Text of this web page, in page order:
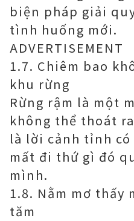
biện pháp giải
tình huống mới.
ADVERTISEMENT
1.7. Chiêm bao
khu rừng
Rừng rậm là một
không thể thoát
là lời cảnh tỉnh có
mất đi thứ gì đó
mình.
1.8. Nằm mơ thấy
tăm